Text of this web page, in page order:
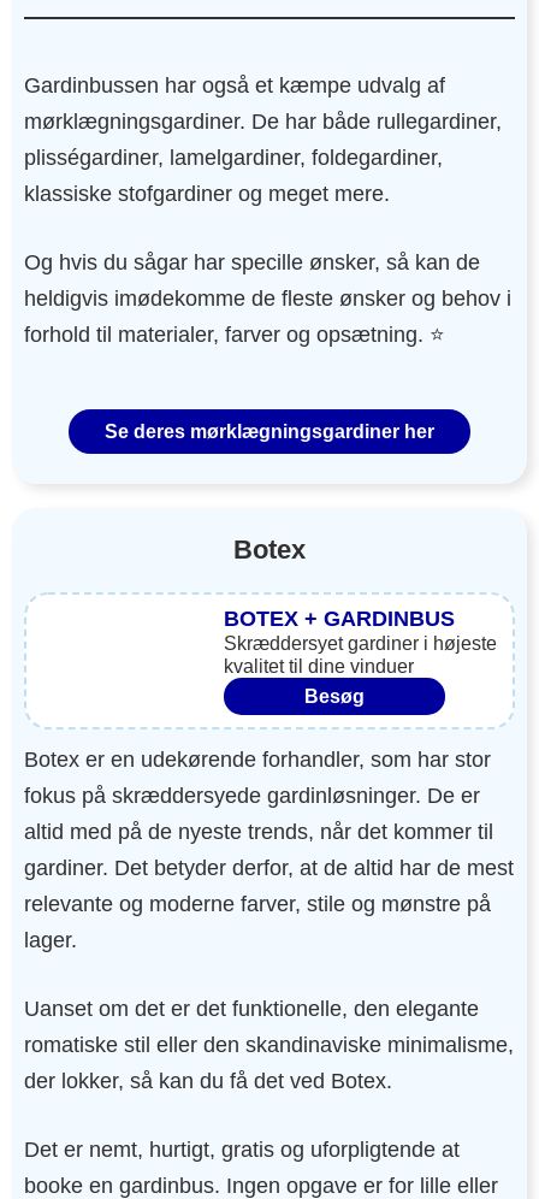
Gardinbussen har også et kæmpe udvalg af
mørklægningsgardiner. De har både rullegardiner,
plisségardiner, lamelgardiner, foldegardiner,
klassiske stofgardiner og meget mere.
Og hvis du sågar har specille ønsker, så kan de
heldigvis imødekomme de fleste ønsker og behov i
forhold til materialer, farver og opsætning. ⭐️
Se deres mørklægningsgardiner her
Botex
BOTEX + GARDINBUS
Skræddersyet gardiner i højeste
kvalitet til dine vinduer
Besøg
Botex er en udekørende forhandler, som har stor
fokus på skræddersyede gardinløsninger. De er
altid med på de nyeste trends, når det kommer til
gardiner. Det betyder derfor, at de altid har de mest
relevante og moderne farver, stile og mønstre på
lager.
Uanset om det er det funktionelle, den elegante
romatiske stil eller den skandinaviske minimalisme,
der lokker, så kan du få det ved Botex.
Det er nemt, hurtigt, gratis og uforpligtende at
booke en gardinbus. Ingen opgave er for lille eller